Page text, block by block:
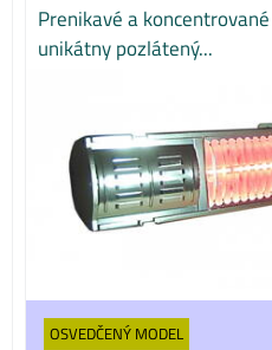
Prenikavé a
unikátny pozlátený...
OSVEDČENÝ MODEL